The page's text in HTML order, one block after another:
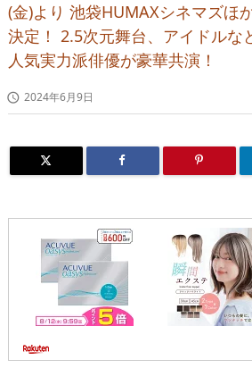
(金)より 池袋HUMAXシネマズほ
決定！ 2.5次元舞台、アイドルな
人気実力派俳優が豪華共演！
 2024年6月9日